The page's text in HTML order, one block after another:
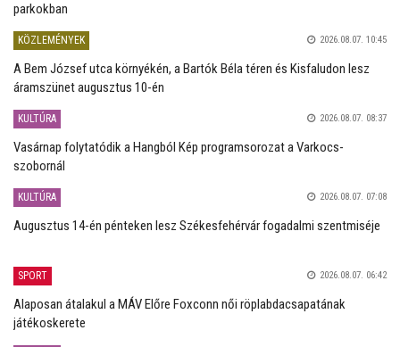
parkokban
KÖZLEMÉNYEK 2026.08.07. 10:45
A Bem József utca környékén, a Bartók Béla téren és Kisfaludon lesz
áramszünet augusztus 10-én
KULTÚRA 2026.08.07. 08:37
Vasárnap folytatódik a Hangból Kép programsorozat a Varkocs-
szobornál
KULTÚRA 2026.08.07. 07:08
Augusztus 14-én pénteken lesz Székesfehérvár fogadalmi szentmiséje
SPORT 2026.08.07. 06:42
Alaposan átalakul a MÁV Előre Foxconn női röplabdacsapatának
játékoskerete